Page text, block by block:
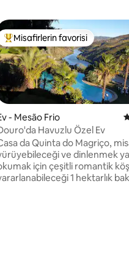
4,97 puan, 583
Misafirlerin favorilerinden en
Misafirlerin favorisi
- Mesão Frio
Havuzlu Özel Ev
da Quinta do Magriço,
ve dinlenmek
için çeşitli romantik
1 hektarlık